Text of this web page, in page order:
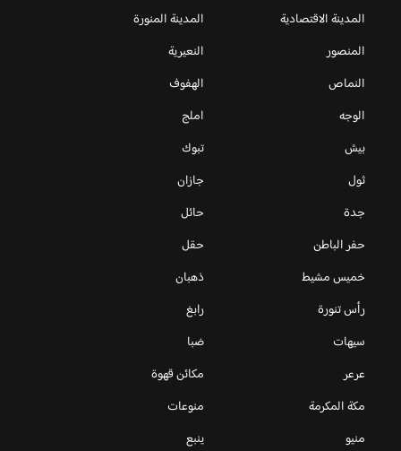
المدينة الاقتصادية
المدينة المنورة
المنصور
النعيرية
النماص
الهفوف
الوجه
املج
بيش
تبوك
ثول
جازان
جدة
حائل
حفر الباطن
حقل
خميس مشيط
ذهبان
رأس تنورة
رابغ
سيهات
ضبا
عرعر
مكائن قهوة
مكة المكرمة
منوعات
منيو
ينبع